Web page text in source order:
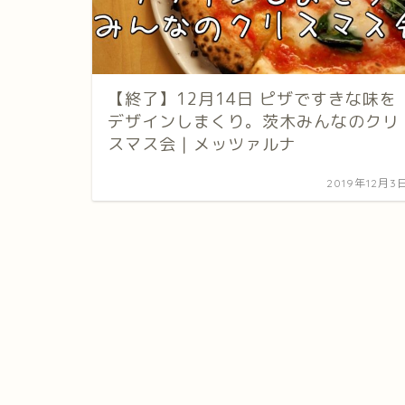
【終了】12月14日 ピザですきな味を
デザインしまくり。茨木みんなのクリ
スマス会｜メッツァルナ
2019年12月3